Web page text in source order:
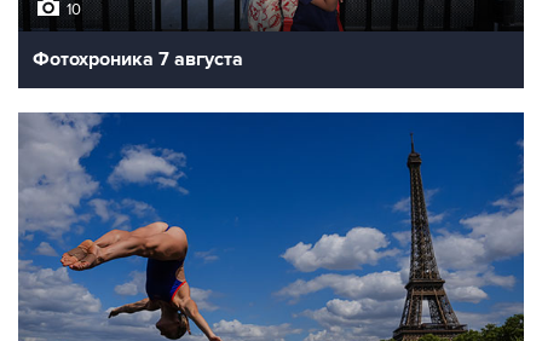
10
Фотохроника 7 августа